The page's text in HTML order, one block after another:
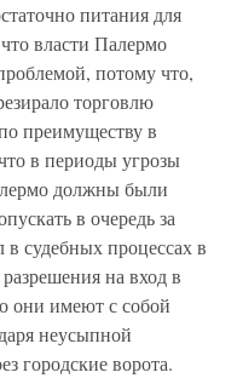
питания для
власти Палермо
потому что,
торговлю
преимуществу в
в периоды угрозы
должны были
в очередь за
судебных процессах в
на вход в
они имеют с собой
неусыпной
городские ворота.